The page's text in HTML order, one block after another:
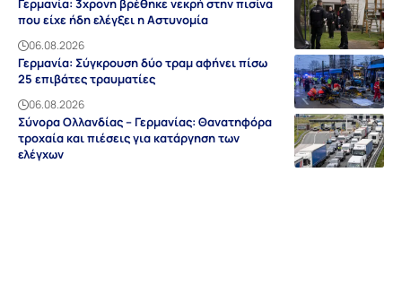
Γερμανία: 3χρονη βρέθηκε νεκρή στην πισίνα
που είχε ήδη ελέγξει η Αστυνομία
06.08.2026
Γερμανία: Σύγκρουση δύο τραμ αφήνει πίσω
25 επιβάτες τραυματίες
06.08.2026
Σύνορα Ολλανδίας – Γερμανίας: Θανατηφόρα
τροχαία και πιέσεις για κατάργηση των
ελέγχων